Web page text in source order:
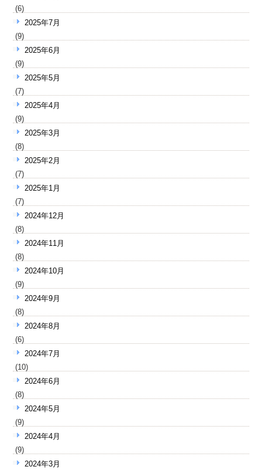
(6)
2025年7月
(9)
2025年6月
(9)
2025年5月
(7)
2025年4月
(9)
2025年3月
(8)
2025年2月
(7)
2025年1月
(7)
2024年12月
(8)
2024年11月
(8)
2024年10月
(9)
2024年9月
(8)
2024年8月
(6)
2024年7月
(10)
2024年6月
(8)
2024年5月
(9)
2024年4月
(9)
2024年3月